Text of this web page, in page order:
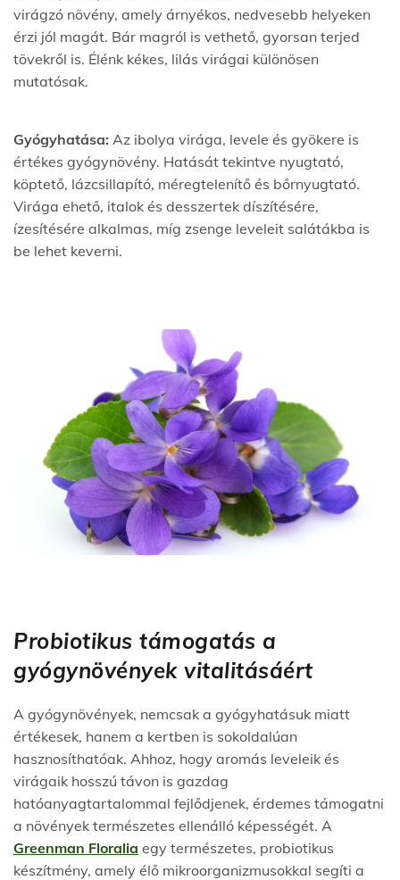
virágzó növény, amely árnyékos, nedvesebb helyeken
érzi jól magát. Bár magról is vethető, gyorsan terjed
tövekről is. Élénk kékes, lilás virágai különösen
mutatósak.
Gyógyhatása: Az ibolya virága, levele és gyökere is
értékes gyógynövény. Hatását tekintve nyugtató,
köptető, lázcsillapító, méregtelenítő és bőrnyugtató.
Virága ehető, italok és desszertek díszítésére,
ízesítésére alkalmas, míg zsenge leveleit salátákba is
be lehet keverni.
Probiotikus támogatás a
gyógynövények vitalitásáért
A gyógynövények, nemcsak a gyógyhatásuk miatt
értékesek, hanem a kertben is sokoldalúan
hasznosíthatóak. Ahhoz, hogy aromás leveleik és
virágaik hosszú távon is gazdag
hatóanyagtartalommal fejlődjenek, érdemes támogatni
a növények természetes ellenálló képességét. A
Greenman Floralia egy természetes, probiotikus
készítmény, amely élő mikroorganizmusokkal segíti a